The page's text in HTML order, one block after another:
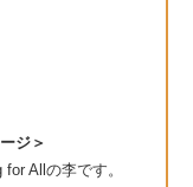
ジ＞
Allの李です。